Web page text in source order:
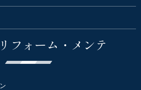
フォーム・メンテ